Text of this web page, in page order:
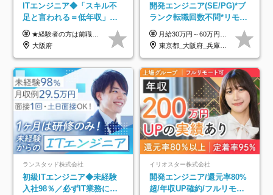
ITエンジニア◆「スキル不
足と言われる＝低年収」で
はない！｜ 不安を克服し、
年収アップした社員の実例
★経験者の方は前職の年収以上を保証します ★案件単価を開示した上で80％以上を還元します 月給25万円以上＋賞与年2回 ※経験や能力を考慮の上で優遇します ※試用期間が3ヶ月(その間の給与・待遇・雇用形態に変更はありません) ※月給には月20時間分のみなし残業手当(5万円)を含みます(超過分は別途支給) ★残業平均は月10時間以下ですので、毎月10時間分程度はお得です！
大阪府
開発エンジニア(SE/PG)*ブ
ランク転職回数不問*リモー
ト案件多数*残業ほぼ0*通院
のための半休制度あり
月給30万円～60万円+住宅手当+職能手当+役職手当+決算賞与+報奨金 ※経験・能力を考慮し、優遇します ※給与には20時間分のみなし時間外手当(3万7000円以上)を含みます(超過時間分は別途追加支給) ※試用期間3～6ヵ月あり(その間の給与、待遇に差異なし) ※場合によって契約社員での採用の可能性あり(面接時に応相談)
東京都_大阪府_兵庫県_京都府_福岡県
ランスタッド株式会社
初級ITエンジニア◆未経験
入社98％／必ずIT業務に配
イリオスター株式会社
開発エンジニア/還元率80%
超/年収UP確約/フルリモ